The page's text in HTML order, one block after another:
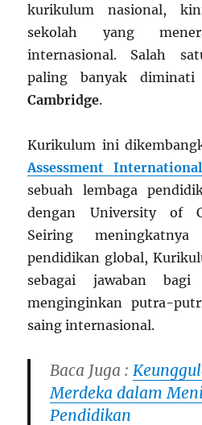
kurikulum nasional,
sekolah yang
internasional. Salah
paling banyak
Cambridge.
Kurikulum ini
Assessment
sebuah lembaga
dengan University of
Seiring
pendidikan global,
sebagai jawaban
menginginkan putra-
saing internasional.
Baca Juga :
Merdeka dalam
Pendidikan